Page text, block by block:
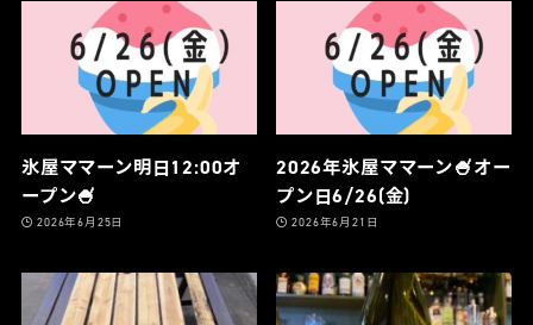
氷屋ママーン明日12:00オ
ープン🍧
2026年6月25日
2026年氷屋ママーン🍧オー
プン日6/26(金)
2026年6月21日